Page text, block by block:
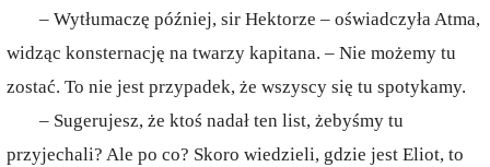
– Wytłumaczę później, sir Hektorze – oświadczyła Atma,
widząc konsternację na twarzy kapitana. – Nie możemy tu
zostać. To nie jest przypadek, że wszyscy się tu spotykamy.
– Sugerujesz, że ktoś nadał ten list, żebyśmy tu
przyjechali? Ale po co? Skoro wiedzieli, gdzie jest Eliot, to